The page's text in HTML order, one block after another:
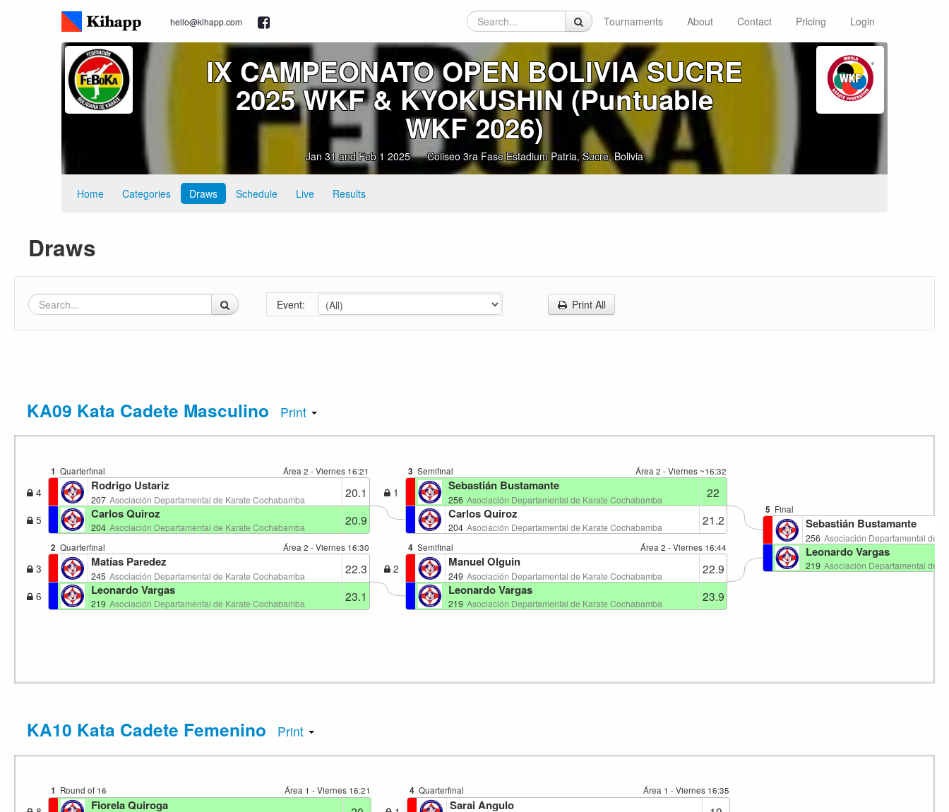
hello@kihapp.com Tournaments About Contact Pricing Login
IX CAMPEONATO OPEN BOLIVIA SUCRE
2025 WKF & KYOKUSHIN (Puntuable
WKF 2026)
Jan 31 and Feb 1 2025 Coliseo 3ra Fase Estadium Patria, Sucre, Bolivia
Home Categories Draws Schedule Live Results
Draws
Event: Print All
KA09 Kata Cadete Masculino Print
1 Quarterfinal Área 2 - Viernes 16:21
4 Rodrigo Ustariz
207 Asociación Departamental de Karate Cochabamba 20.1
5 Carlos Quiroz
204 Asociación Departamental de Karate Cochabamba 20.9
2 Quarterfinal Área 2 - Viernes 16:30
3 Matías Paredez
245 Asociación Departamental de Karate Cochabamba 22.3
6 Leonardo Vargas
219 Asociación Departamental de Karate Cochabamba 23.1
3 Semifinal Área 2 - Viernes ~16:32
1 Sebastián Bustamante
256 Asociación Departamental de Karate Cochabamba
22
Carlos Quiroz
204 Asociación Departamental de Karate Cochabamba 21.2
4 Semifinal Área 2 - Viernes 16:44
2 Manuel Olguin
249 Asociación Departamental de Karate Cochabamba
22.9
Leonardo Vargas
219 Asociación Departamental de Karate Cochabamba 23.9
5 Final
Sebastián Bustamante
256 Asociación Departamental de
Leonardo Vargas
219 Asociación Departamental de
KA10 Kata Cadete Femenino Print
1 Round of 16 Área 1 - Viernes 16:21
Fiorela Quiroga
4 Quarterfinal Área 1 - Viernes 16:35
Sarai Angulo